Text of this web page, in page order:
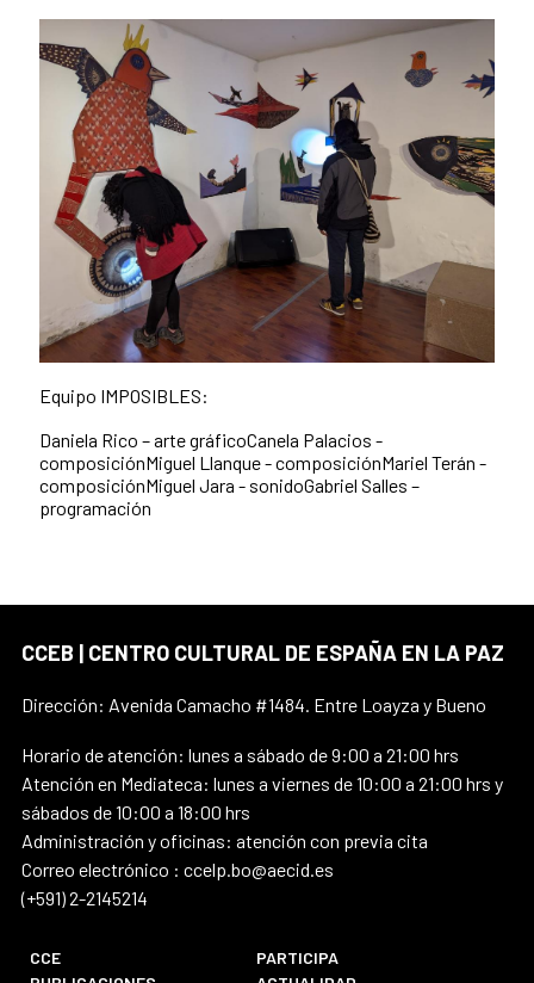
Equipo IMPOSIBLES:
Daniela Rico – arte gráficoCanela Palacios -
composiciónMiguel Llanque - composiciónMariel Terán -
composiciónMiguel Jara - sonidoGabriel Salles –
programación
CCEB | CENTRO CULTURAL DE ESPAÑA EN LA PAZ
Dirección: Avenida Camacho #1484. Entre Loayza y Bueno
Horario de atención: lunes a sábado de 9:00 a 21:00 hrs
Atención en Mediateca: lunes a viernes de 10:00 a 21:00 hrs y
sábados de 10:00 a 18:00 hrs
Administración y oficinas: atención con previa cita
Correo electrónico : ccelp.bo@aecid.es
(+591) 2-2145214
CCE
PARTICIPA